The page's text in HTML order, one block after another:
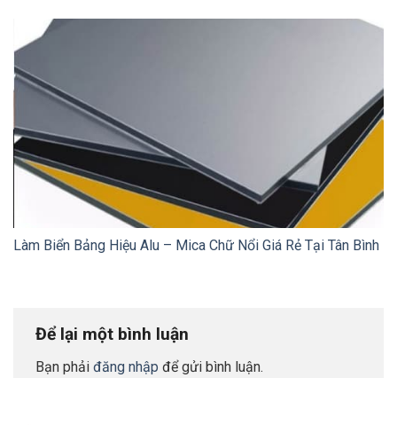
Làm Biển Bảng Hiệu Alu – Mica Chữ Nổi Giá Rẻ Tại Tân Bình
Để lại một bình luận
Bạn phải đăng nhập để gửi bình luận.